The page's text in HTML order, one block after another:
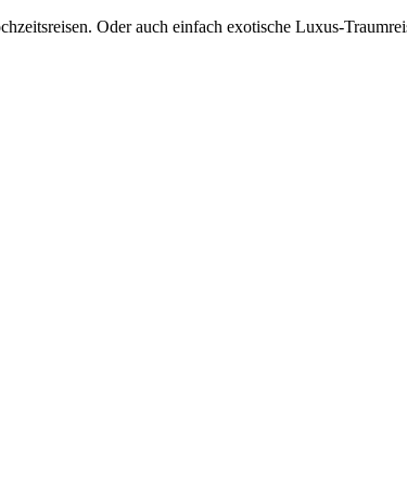
Oder auch einfach exotische Luxus-